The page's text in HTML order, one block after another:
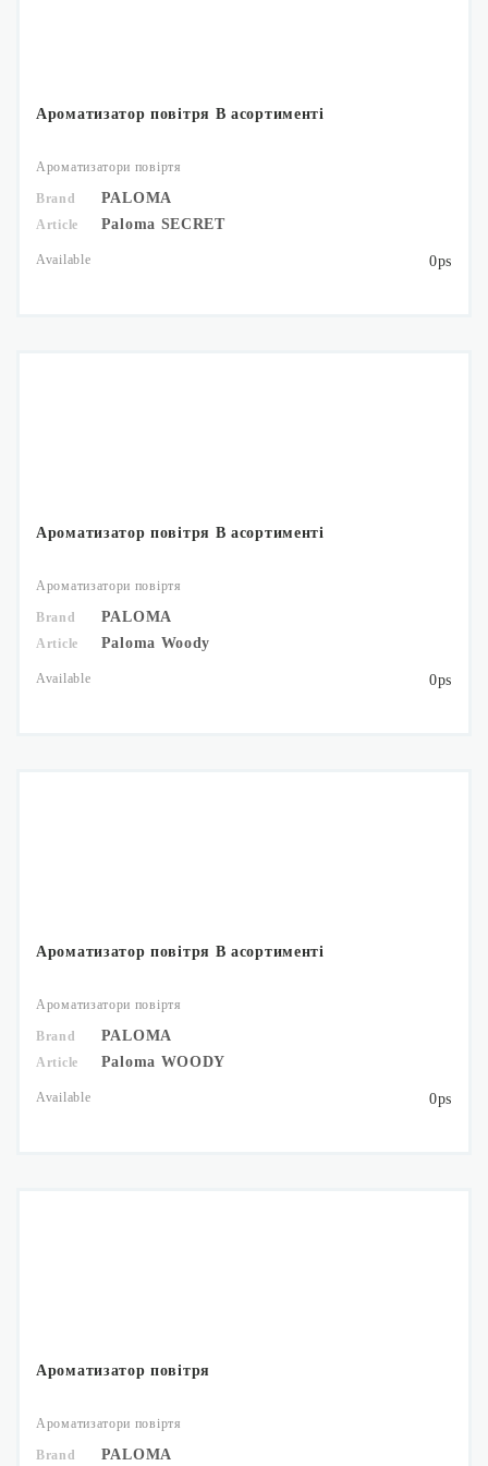
Ароматизатор повітря В асортименті
Ароматизатори повіртя
Brand PALOMA
Article Paloma SECRET
Available 0ps
Ароматизатор повітря В асортименті
Ароматизатори повіртя
Brand PALOMA
Article Paloma Woody
Available 0ps
Ароматизатор повітря В асортименті
Ароматизатори повіртя
Brand PALOMA
Article Paloma WOODY
Available 0ps
Ароматизатор повітря
Ароматизатори повіртя
Brand PALOMA